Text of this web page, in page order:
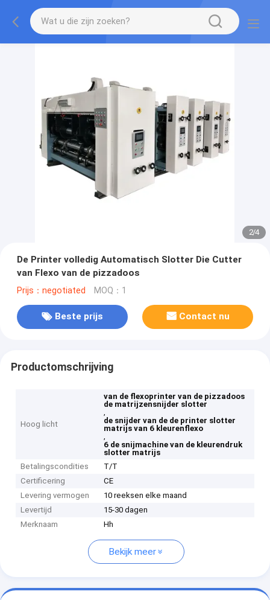
2/4
De Printer volledig Automatisch Slotter Die Cutter
van Flexo van de pizzadoos
Prijs：negotiated MOQ：1
Beste prijs Contact nu
Productomschrijving
Hoog licht
van de flexoprinter van de pizzadoos
de matrijzensnijder slotter
,
de snijder van de de printer slotter
matrijs van 6 kleurenflexo
,
6 de snijmachine van de kleurendruk
slotter matrijs
Betalingscondities
T/T
Certificering
CE
Levering vermogen
10 reeksen elke maand
Levertijd
15-30 dagen
Merknaam
Hh
Bekijk meer